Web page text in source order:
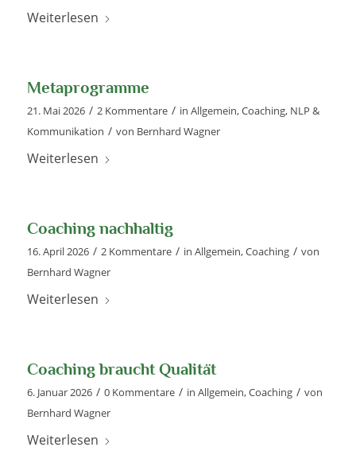
Weiterlesen
Metaprogramme
21. Mai 2026 / 2 Kommentare / in Allgemein,Coaching, NLP &
Kommunikation / von Bernhard Wagner
Weiterlesen
Coaching nachhaltig
16. April 2026 / 2 Kommentare / in Allgemein,Coaching / von
Bernhard Wagner
Weiterlesen
Coaching braucht Qualität
6. Januar 2026 / 0 Kommentare / in Allgemein,Coaching / von
Bernhard Wagner
Weiterlesen